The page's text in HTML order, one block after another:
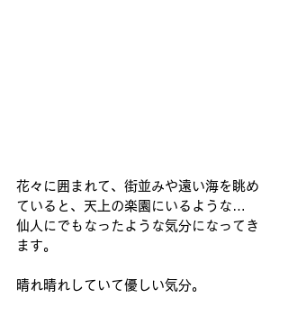
花々に囲まれて、街並みや遠い海を眺め
ていると、天上の楽園にいるような…
仙人にでもなったような気分になってき
ます。
晴れ晴れしていて優しい気分。